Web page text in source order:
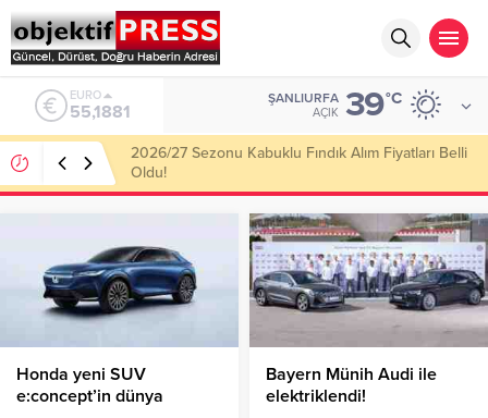
ALTIN
6.660,55
ŞANLIURFA
AÇIK 39°C
Haliliye Belediyesi Her Gün 4 Bin 898 Kişiye Sıcak
Yemek Ulaştırıyor!
Honda yeni SUV
e:concept’in dünya
Bayern Münih Audi ile
elektriklendi!